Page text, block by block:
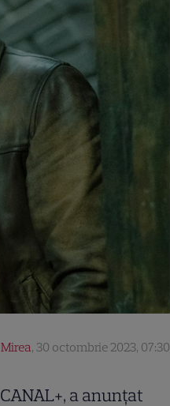
, 30 octombrie 2023, 07:30
a anunțat